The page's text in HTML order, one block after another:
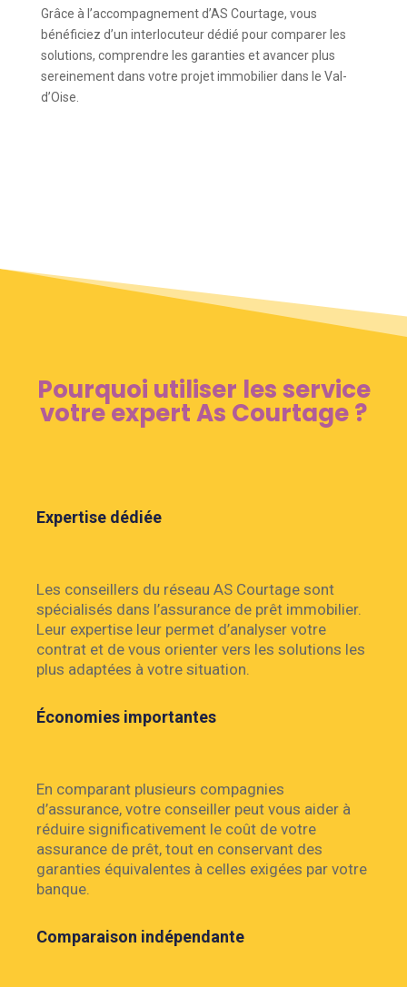
Grâce à l’accompagnement d’AS Courtage, vous
bénéficiez d’un interlocuteur dédié pour comparer les
solutions, comprendre les garanties et avancer plus
sereinement dans votre projet immobilier dans le Val-
d’Oise.
Pourquoi utiliser les service
votre expert As Courtage ?
Expertise dédiée
Les conseillers du réseau AS Courtage sont
spécialisés dans l’assurance de prêt immobilier.
Leur expertise leur permet d’analyser votre
contrat et de vous orienter vers les solutions les
plus adaptées à votre situation.
Économies importantes
En comparant plusieurs compagnies
d’assurance, votre conseiller peut vous aider à
réduire significativement le coût de votre
assurance de prêt, tout en conservant des
garanties équivalentes à celles exigées par votre
banque.
Comparaison indépendante